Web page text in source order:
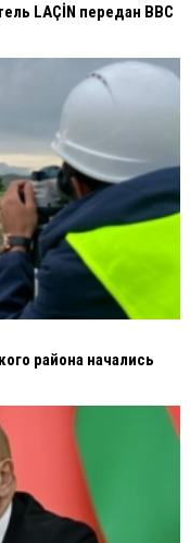
LAÇİN передан ВВС
района начались